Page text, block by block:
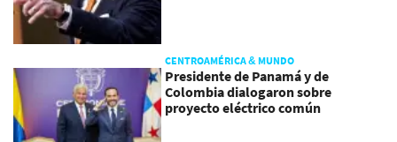
CENTROAMÉRICA & MUNDO
Presidente de Panamá y de
Colombia dialogaron sobre
proyecto eléctrico común